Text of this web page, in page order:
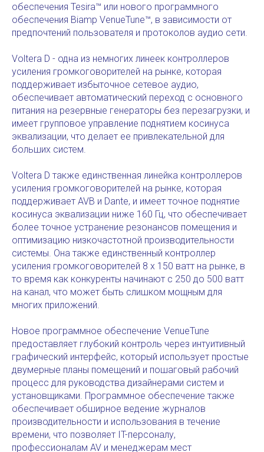
обеспечения Tesira™ или нового программного
обеспечения Biamp VenueTune™, в зависимости от
предпочтений пользователя и протоколов аудио сети.
Voltera D - одна из немногих линеек контроллеров
усиления громкоговорителей на рынке, которая
поддерживает избыточное сетевое аудио,
обеспечивает автоматический переход с основного
питания на резервные генераторы без перезагрузки, и
имеет групповое управление поднятием косинуса
эквализации, что делает ее привлекательной для
больших систем.
Voltera D также единственная линейка контроллеров
усиления громкоговорителей на рынке, которая
поддерживает AVB и Dante, и имеет точное поднятие
косинуса эквализации ниже 160 Гц, что обеспечивает
более точное устранение резонансов помещения и
оптимизацию низкочастотной производительности
системы. Она также единственный контроллер
усиления громкоговорителей 8 x 150 ватт на рынке, в
то время как конкуренты начинают с 250 до 500 ватт
на канал, что может быть слишком мощным для
многих приложений.
Новое программное обеспечение VenueTune
предоставляет глубокий контроль через интуитивный
графический интерфейс, который использует простые
двумерные планы помещений и пошаговый рабочий
процесс для руководства дизайнерами систем и
установщиками. Программное обеспечение также
обеспечивает обширное ведение журналов
производительности и использования в течение
времени, что позволяет IT-персоналу,
профессионалам AV и менеджерам мест